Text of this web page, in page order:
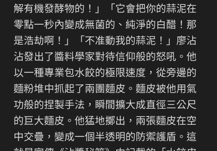
解有機發酵物的！」「它會把你的蒜泥在
零點一秒內變成無菌的、純淨的白醋！那
是浩劫啊！」「不准動我的蒜泥！」廖沾
沾發出了醬料學家對待信仰般的怒吼。他
以一種專業包水餃的極限速度，從旁邊的
麵粉堆中抓起了兩團麵皮。麵皮被他用氣
功般的捏製手法，瞬間擴大成直徑三公尺
的巨大麵皮。他猛地擲出，兩張麵皮在空
中交疊，變成一個半透明的防禦護盾。這